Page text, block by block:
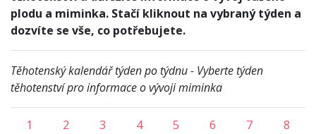
plodu a miminka. Stačí kliknout na vybraný týden a
dozvíte se vše, co potřebujete.
Těhotenský kalendář týden po týdnu - Vyberte týden
těhotenství pro informace o vývoji miminka
1 2 3 4 5 6 7 8